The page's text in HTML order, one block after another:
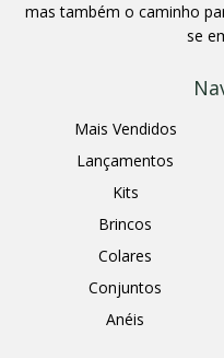
mas também o caminho
se
Mais Vendidos
Lançamentos
Kits
Brincos
Colares
Conjuntos
Anéis